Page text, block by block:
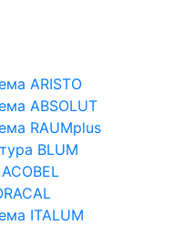
ARISTO
ABSOLUT
RAUMplus
BLUM
ITALUM